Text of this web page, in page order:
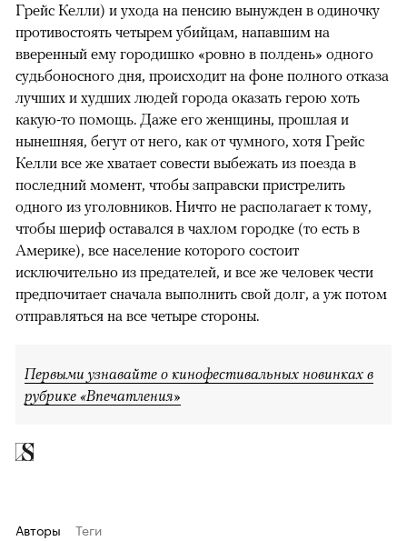
Грейс Келли) и ухода на пенсию вынужден в одиночку
противостоять четырем убийцам, напавшим на
вверенный ему городишко «ровно в полдень» одного
судьбоносного дня, происходит на фоне полного отказа
лучших и худших людей города оказать герою хоть
какую-то помощь. Даже его женщины, прошлая и
нынешняя, бегут от него, как от чумного, хотя Грейс
Келли все же хватает совести выбежать из поезда в
последний момент, чтобы заправски пристрелить
одного из уголовников. Ничто не располагает к тому,
чтобы шериф оставался в чахлом городке (то есть в
Америке), все население которого состоит
исключительно из предателей, и все же человек чести
предпочитает сначала выполнить свой долг, а уж потом
отправляться на все четыре стороны.
Первыми узнавайте о кинофестивальных новинках в
рубрике «Впечатления»
Авторы Теги